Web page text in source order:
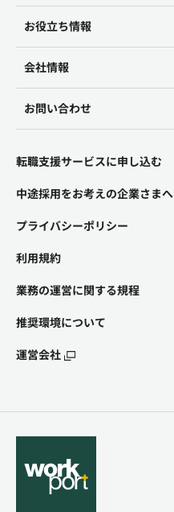
お役立ち情報
会社情報
お問い合わせ
転職支援サービスに申し込む
中途採用をお考えの企業さまへ
プライバシーポリシー
利用規約
業務の運営に関する規程
推奨環境について
運営会社